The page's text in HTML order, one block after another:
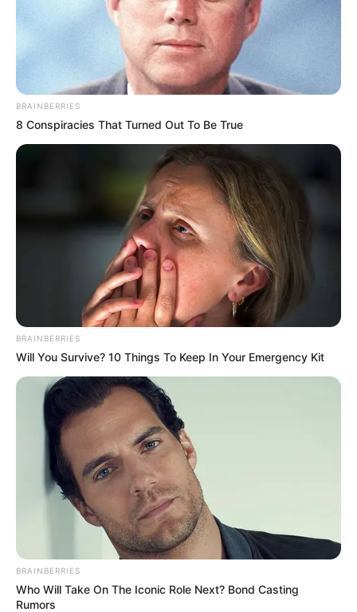
BRAINBERRIES
8 Conspiracies That Turned Out To Be True
BRAINBERRIES
Will You Survive? 10 Things To Keep In Your Emergency Kit
BRAINBERRIES
Who Will Take On The Iconic Role Next? Bond Casting
Rumors